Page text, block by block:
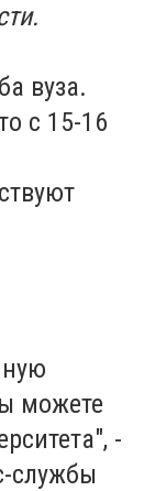
вуза.
с 15-16
можете
-
службы